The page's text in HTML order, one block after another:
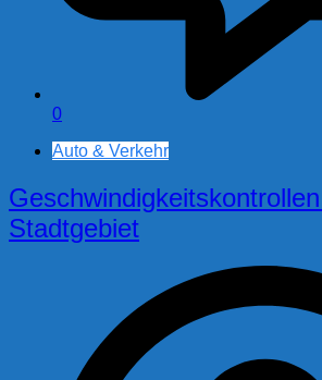
0
Auto & Verkehr
Stadtgebiet